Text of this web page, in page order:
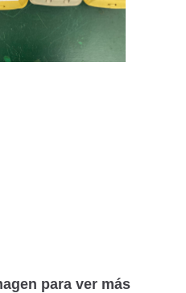
para ver más